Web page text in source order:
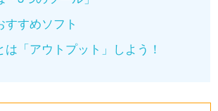
すすめソフト
は「アウトプット」しよう！